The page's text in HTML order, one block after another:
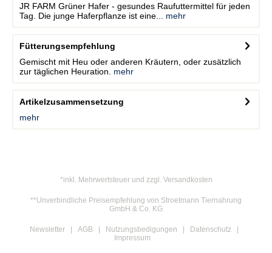
JR FARM Grüner Hafer - gesundes Raufuttermittel für jeden
Tag. Die junge Haferpflanze ist eine...
mehr
Fütterungsempfehlung
Gemischt mit Heu oder anderen Kräutern, oder zusätzlich
zur täglichen Heuration.
mehr
Artikelzusammensetzung
mehr
*inkl. Mehrwertsteuer und zzgl. Versandkosten
**Unverbindliche Preisempfehlung von Stroetmann Tiernahrung
GmbH & Co. KG
Newsletter AGB Nutzungsbedigungen
Datenschutz
Impressum